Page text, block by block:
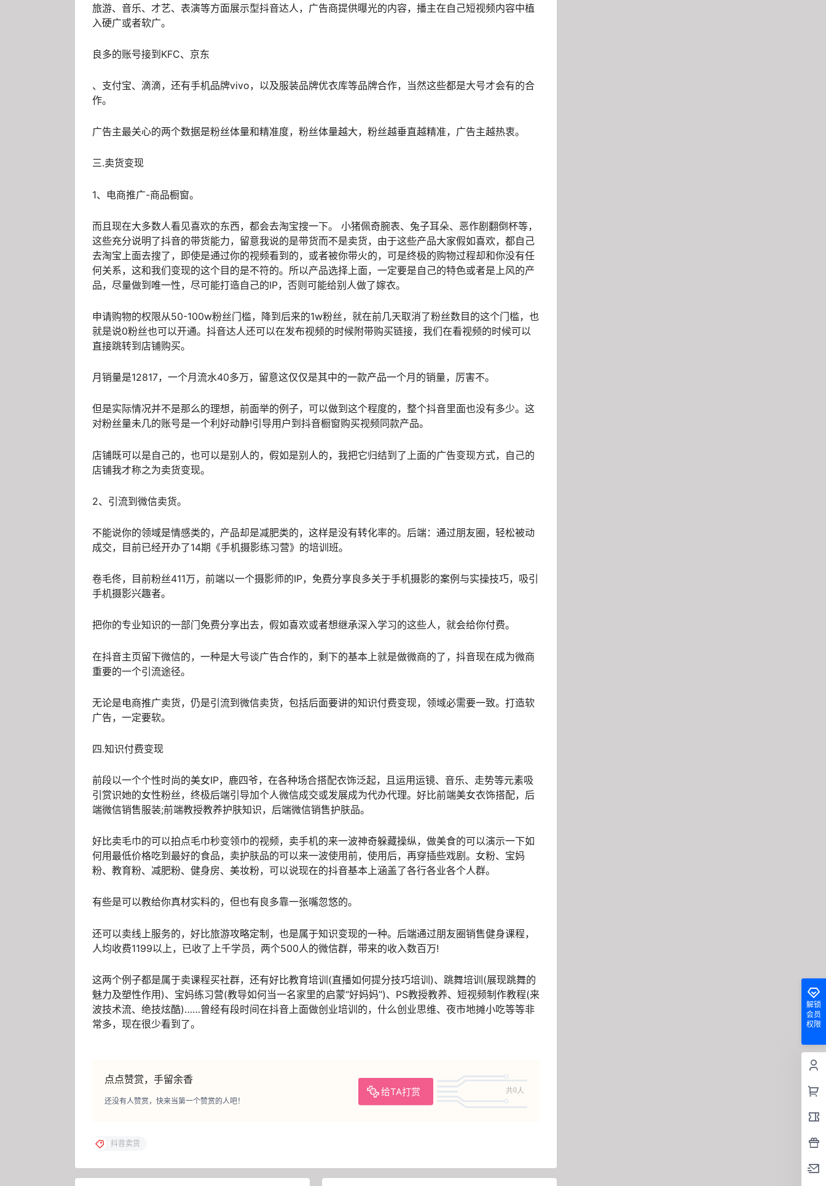
旅游、音乐、才艺、表演等方面展示型抖音达人，广告商提供曝光的内容，播主在自己短视频内容中植
入硬广或者软广。
良多的账号接到KFC、京东
、支付宝、滴滴，还有手机品牌vivo，以及服装品牌优衣库等品牌合作，当然这些都是大号才会有的合
作。
广告主最关心的两个数据是粉丝体量和精准度，粉丝体量越大，粉丝越垂直越精准，广告主越热衷。
三.卖货变现
1、电商推广-商品橱窗。
而且现在大多数人看见喜欢的东西，都会去淘宝搜一下。 小猪佩奇腕表、兔子耳朵、恶作剧翻倒杯等，
这些充分说明了抖音的带货能力，留意我说的是带货而不是卖货，由于这些产品大家假如喜欢，都自己
去淘宝上面去搜了，即使是通过你的视频看到的，或者被你带火的，可是终极的购物过程却和你没有任
何关系，这和我们变现的这个目的是不符的。所以产品选择上面，一定要是自己的特色或者是上风的产
品，尽量做到唯一性，尽可能打造自己的IP，否则可能给别人做了嫁衣。
申请购物的权限从50-100w粉丝门槛，降到后来的1w粉丝，就在前几天取消了粉丝数目的这个门槛，也
就是说0粉丝也可以开通。抖音达人还可以在发布视频的时候附带购买链接，我们在看视频的时候可以
直接跳转到店铺购买。
月销量是12817，一个月流水40多万，留意这仅仅是其中的一款产品一个月的销量，厉害不。
但是实际情况并不是那么的理想，前面举的例子，可以做到这个程度的，整个抖音里面也没有多少。这
对粉丝量未几的账号是一个利好动静!引导用户到抖音橱窗购买视频同款产品。
店铺既可以是自己的，也可以是别人的，假如是别人的，我把它归结到了上面的广告变现方式，自己的
店铺我才称之为卖货变现。
2、引流到微信卖货。
不能说你的领域是情感类的，产品却是减肥类的，这样是没有转化率的。后端：通过朋友圈，轻松被动
成交，目前已经开办了14期《手机摄影练习营》的培训班。
卷毛佟，目前粉丝411万，前端以一个摄影师的IP，免费分享良多关于手机摄影的案例与实操技巧，吸引
手机摄影兴趣者。
把你的专业知识的一部门免费分享出去，假如喜欢或者想继承深入学习的这些人，就会给你付费。
在抖音主页留下微信的，一种是大号谈广告合作的，剩下的基本上就是做微商的了，抖音现在成为微商
重要的一个引流途径。
无论是电商推广卖货，仍是引流到微信卖货，包括后面要讲的知识付费变现，领域必需要一致。打造软
广告，一定要软。
四.知识付费变现
前段以一个个性时尚的美女IP，鹿四爷，在各种场合搭配衣饰泛起，且运用运镜、音乐、走势等元素吸
引赏识她的女性粉丝，终极后端引导加个人微信成交或发展成为代办代理。好比前端美女衣饰搭配，后
端微信销售服装;前端教授教养护肤知识，后端微信销售护肤品。
好比卖毛巾的可以拍点毛巾秒变领巾的视频，卖手机的来一波神奇躲藏操纵，做美食的可以演示一下如
何用最低价格吃到最好的食品，卖护肤品的可以来一波使用前，使用后，再穿插些戏剧。女粉、宝妈
粉、教育粉、减肥粉、健身房、美妆粉，可以说现在的抖音基本上涵盖了各行各业各个人群。
有些是可以教给你真材实料的，但也有良多靠一张嘴忽悠的。
还可以卖线上服务的，好比旅游攻略定制，也是属于知识变现的一种。后端通过朋友圈销售健身课程，
人均收费1199以上，已收了上千学员，两个500人的微信群，带来的收入数百万!
这两个例子都是属于卖课程买社群，还有好比教育培训(直播如何提分技巧培训)、跳舞培训(展现跳舞的
魅力及塑性作用)、宝妈练习营(教导如何当一名家里的启蒙“好妈妈”)、PS教授教养、短视频制作教程(来
波技术流、绝技炫酷)……曾经有段时间在抖音上面做创业培训的，什么创业思维、夜市地摊小吃等等非
常多，现在很少看到了。
点点赞赏，手留余香
给TA打赏 共0人
还没有人赞赏，快来当第一个赞赏的人吧！
抖音卖货
解锁
会员
权限